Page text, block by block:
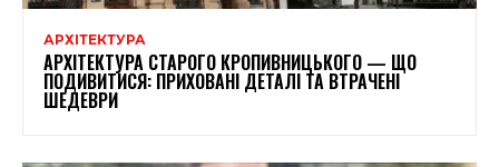
АРХІТЕКТУРА
АРХІТЕКТУРА СТАРОГО КРОПИВНИЦЬКОГО — ЩО
ПОДИВИТИСЯ: ПРИХОВАНІ ДЕТАЛІ ТА ВТРАЧЕНІ
ШЕДЕВРИ